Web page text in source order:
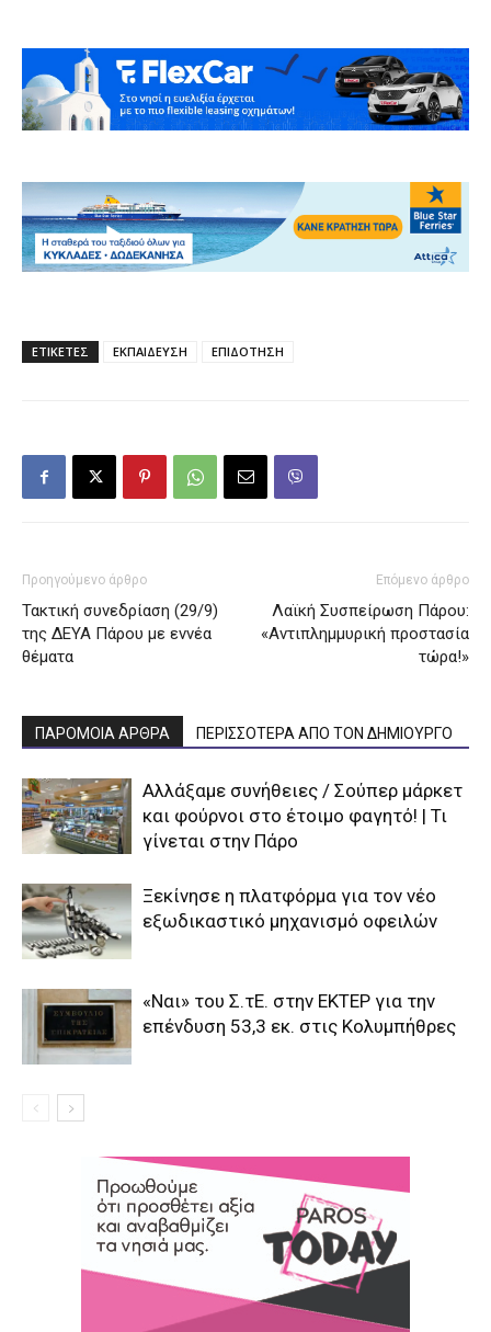
ΕΤΙΚΕΤΕΣ ΕΚΠΑΙΔΕΥΣΗ ΕΠΙΔΟΤΗΣΗ
Προηγούμενο άρθρο
Τακτική συνεδρίαση (29/9)
της ΔΕΥΑ Πάρου με εννέα
θέματα
Επόμενο άρθρο
Λαϊκή Συσπείρωση Πάρου:
«Αντιπλημμυρική προστασία
τώρα!»
ΠΑΡΟΜΟΙΑ ΑΡΘΡΑ ΠΕΡΙΣΣΟΤΕΡΑ ΑΠΟ ΤΟΝ ΔΗΜΙΟΥΡΓΟ
Αλλάξαμε συνήθειες / Σούπερ μάρκετ
και φούρνοι στο έτοιμο φαγητό! | Τι
γίνεται στην Πάρο
Ξεκίνησε η πλατφόρμα για τον νέο
εξωδικαστικό μηχανισμό οφειλών
«Ναι» του Σ.τΕ. στην ΕΚΤΕΡ για την
επένδυση 53,3 εκ. στις Κολυμπήθρες